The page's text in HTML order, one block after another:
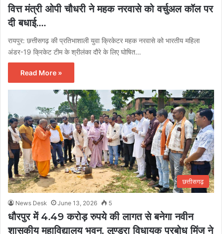
वित्त मंत्री ओपी चौधरी ने महक नरवासे को वर्चुअल कॉल पर
दी बधाई….
रायपुर: छत्तीसगढ़ की प्रतिभाशाली युवा क्रिकेटर महक नरवासे को भारतीय महिला
अंडर-19 क्रिकेट टीम के श्रीलंका दौरे के लिए घोषित…
Read More »
छत्तीसगढ़
News Desk June 13, 2026 5
धौरपुर में 4.49 करोड़ रुपये की लागत से बनेगा नवीन
शासकीय महाविद्यालय भवन, लुण्ड्रा विधायक प्रबोध मिंज ने